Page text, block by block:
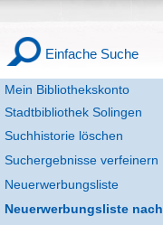
Mein Bibliothekskonto
Stadtbibliothek Solingen
Einfache Suche
Suchhistorie löschen
Suchergebnisse verfeinern
Neuerwerbungsliste
Neuerwerbungsliste nach